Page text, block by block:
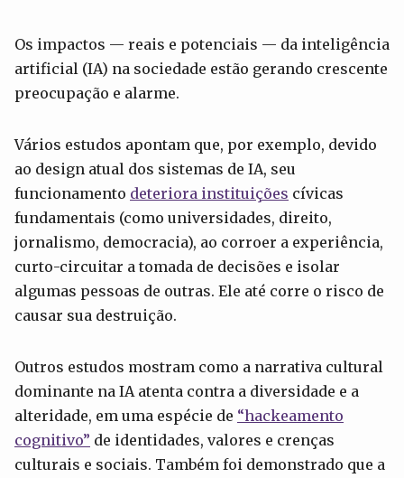
Os impactos — reais e potenciais — da inteligência
artificial (IA) na sociedade estão gerando crescente
preocupação e alarme.
Vários estudos apontam que, por exemplo, devido
ao design atual dos sistemas de IA, seu
funcionamento deteriora instituições cívicas
fundamentais (como universidades, direito,
jornalismo, democracia), ao corroer a experiência,
curto-circuitar a tomada de decisões e isolar
algumas pessoas de outras. Ele até corre o risco de
causar sua destruição.
Outros estudos mostram como a narrativa cultural
dominante na IA atenta contra a diversidade e a
alteridade, em uma espécie de “hackeamento
cognitivo” de identidades, valores e crenças
culturais e sociais. Também foi demonstrado que a